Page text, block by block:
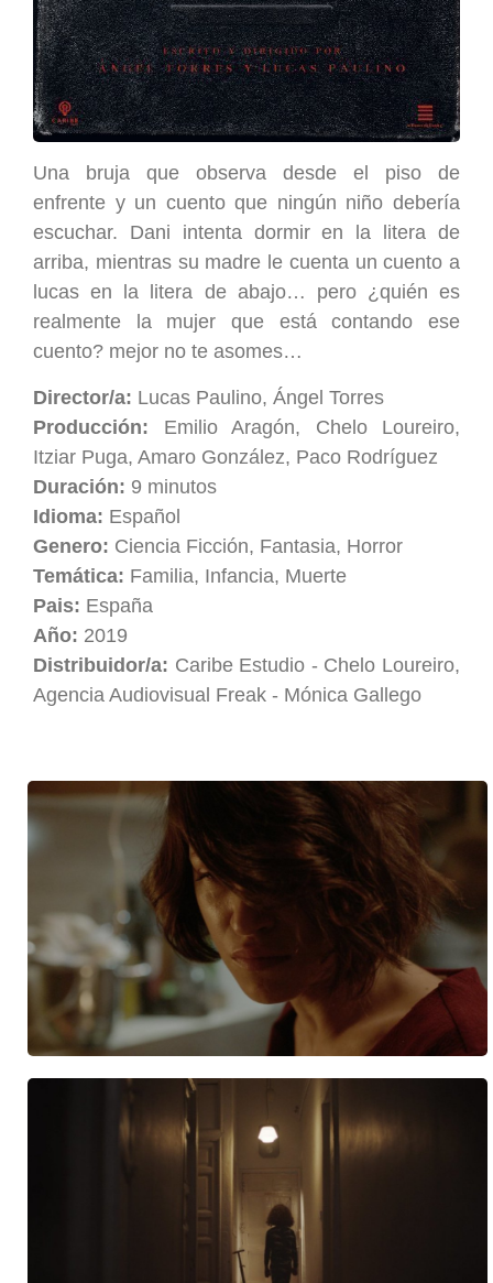
Una bruja que observa desde el piso de
enfrente y un cuento que ningún niño debería
escuchar. Dani intenta dormir en la litera de
arriba, mientras su madre le cuenta un cuento a
lucas en la litera de abajo… pero ¿quién es
realmente la mujer que está contando ese
cuento? mejor no te asomes…
Director/a: Lucas Paulino, Ángel Torres
Producción: Emilio Aragón, Chelo Loureiro,
Itziar Puga, Amaro González, Paco Rodríguez
Duración: 9 minutos
Idioma: Español
Genero: Ciencia Ficción, Fantasia, Horror
Temática: Familia, Infancia, Muerte
Pais: España
Año: 2019
Distribuidor/a: Caribe Estudio - Chelo Loureiro,
Agencia Audiovisual Freak - Mónica Gallego